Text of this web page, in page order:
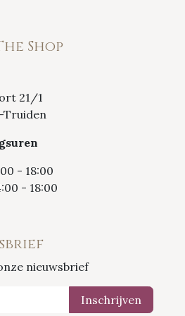
Shop
21/1
Truiden
- 18:00
- 18:00
nieuwsbrief
Inschrijven